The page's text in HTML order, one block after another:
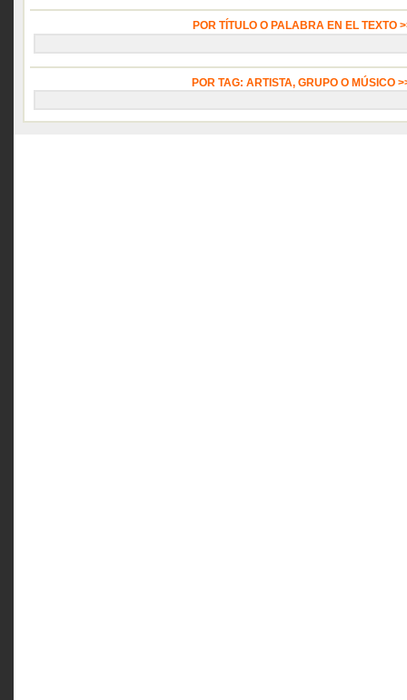
POR TÍTULO O PALABRA EN EL TEXTO
POR TAG: ARTISTA, GRUPO O MÚSICO